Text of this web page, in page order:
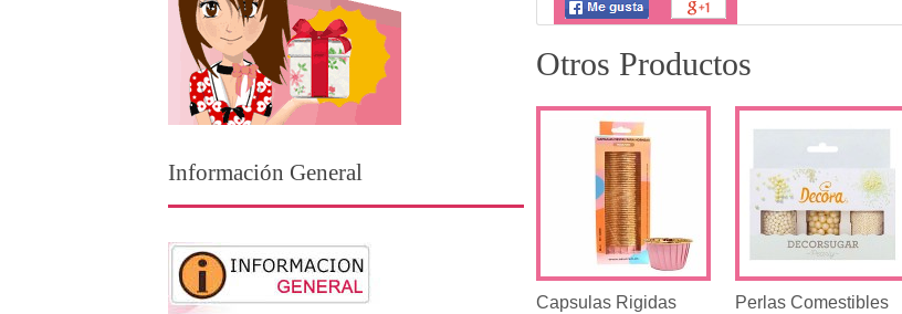
Otros Productos
Capsulas Rigidas
Perlas Comestibles
Información General